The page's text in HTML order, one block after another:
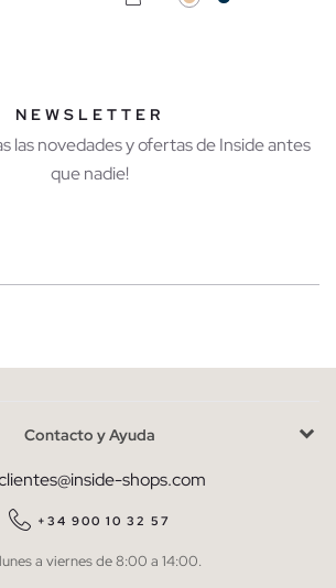
NEWSLETTER
las novedades y ofertas de Inside antes
que nadie!
lapolítica de privacidad
QUIERO SUSCRIBIRME
la suscripción en cualquier momento.
Contacto y Ayuda
shops.com
+34 900 10 32 57
a viernes de 8:00 a 14:00.